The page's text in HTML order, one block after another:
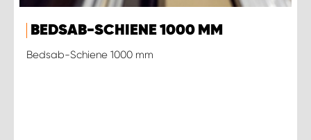
BEDSAB-SCHIENE 1000 MM
Bedsab-Schiene 1000 mm